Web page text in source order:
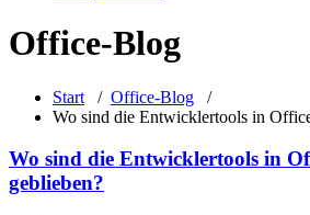
Office-Blog
Start / Office-Blog /
Wo sind die Entwicklertools in
Wo sind die Entwicklertools in
geblieben?